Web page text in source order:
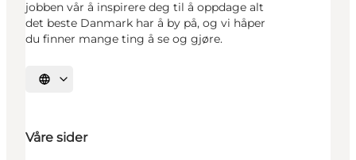
jobben vår å inspirere deg til å oppdage alt
det beste Danmark har å by på, og vi håper
du finner mange ting å se og gjøre.
Velg språk
Våre sider